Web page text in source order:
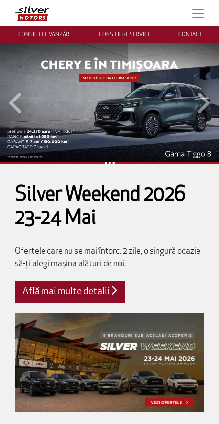
CONSILIERE VÂNZĂRI CONSILIERE SERVICE CONTACT
Inapoi
Silver Weekend 2026
23-24 Mai
Ofertele care nu se mai întorc. 2 zile, o singură ocazie
să-ți alegi mașina alături de noi.
Află mai multe detalii